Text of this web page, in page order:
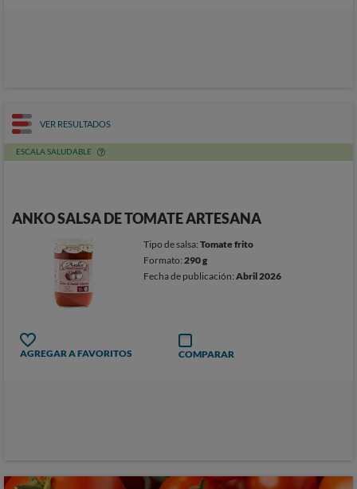
VER RESULTADOS
ESCALA SALUDABLE
ANKO SALSA DE TOMATE ARTESANA
Tipo de salsa:Tomate frito
Formato:290 g
Fecha de publicación:Abril 2026
AGREGAR A FAVORITOS COMPARAR